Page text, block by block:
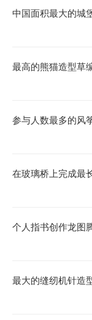
中国面积最大的城
最高的熊猫造型草
参与人数最多的风
在玻璃桥上完成最
个人指书创作龙图
最大的缝纫机针造